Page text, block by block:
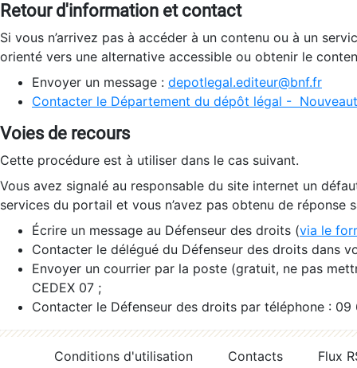
Retour d'information et contact
Si vous n’arrivez pas à accéder à un contenu ou à un
orienté vers une alternative accessible ou obtenir le
Envoyer un message : depotlegal.editeur@bnf.fr
Contacter le Département du dépôt légal -
Voies de recours
Cette procédure est à utiliser dans le cas suivant.
Vous avez signalé au responsable du site internet un
services du portail et vous n’avez pas obtenu de réponse
Écrire un message au Défenseur des droits (via le
Contacter le délégué du Défenseur des droits dans
Envoyer un courrier par la poste (gratuit, ne pas
CEDEX 07 ;
Contacter le Défenseur des droits par téléphone :
Conditions d'utilisation Contacts
Flux